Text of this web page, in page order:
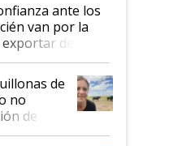
ante los
van por la
dejó de
"Tenemos un
gobierno
de
no
de